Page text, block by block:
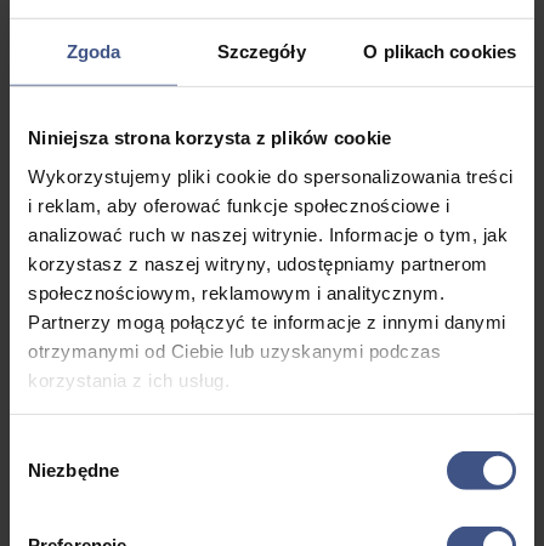
Zgoda Szczegóły O plikach cookies
Niniejsza strona korzysta z plików cookie
Wykorzystujemy pliki cookie do spersonalizowania treści
i reklam, aby oferować funkcje społecznościowe i
analizować ruch w naszej witrynie. Informacje o tym, jak
korzystasz z naszej witryny, udostępniamy partnerom
społecznościowym, reklamowym i analitycznym.
Partnerzy mogą połączyć te informacje z innymi danymi
otrzymanymi od Ciebie lub uzyskanymi podczas
korzystania z ich usług.
zgody
Niezbędne
c) odejście od nabrzeża:
jacht odszedł od nabrzeża przy pomocy żagli i
d) dojście do nabrzeża:
jacht doszedł przy pomocy żagli we wskazane
przez KE miejsce i zacumował w określony
e) alarm „człowiek za burtą”:
ogłoszono alarm, wyznaczono obserwatora,
podano środki ratunkowe po nawietrznej
na żaglach, na kursie bajdewind, właściwą
czasie nie dłuższym niż 3 minuty,